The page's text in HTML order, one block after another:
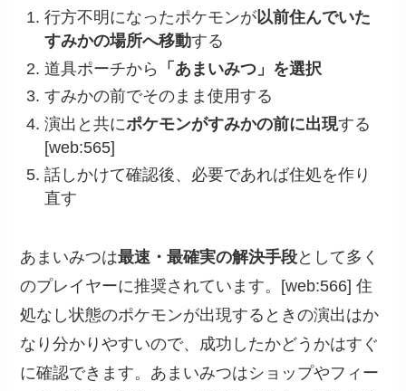
行方不明になったポケモンが以前住んでいた
すみかの場所へ移動する
道具ポーチから
「あまいみつ」を選択
すみかの前でそのまま使用する
演出と共にポケモンがすみかの前に出現する
[web:565]
話しかけて確認後、必要であれば住処を作り
直す
あまいみつは最速・最確実の解決手段として多く
のプレイヤーに推奨されています。[web:566] 住
処なし状態のポケモンが出現するときの演出はか
なり分かりやすいので、成功したかどうかはすぐ
に確認できます。あまいみつはショップやフィー